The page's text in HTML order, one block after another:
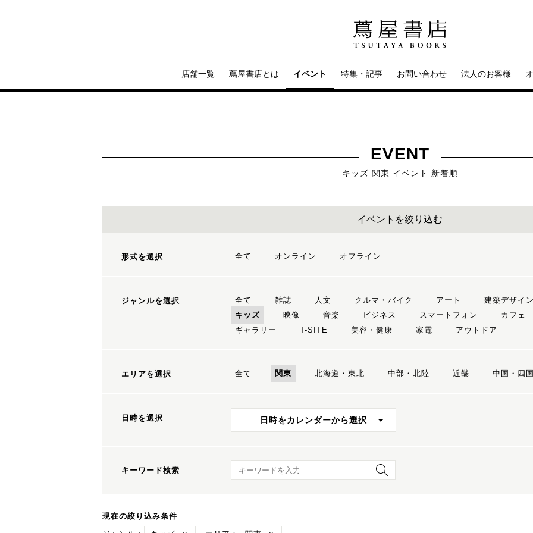
店舗一覧 蔦屋書店とは イベント 特集・記事 お問い合わせ 法人のお客様
EVENT
キッズ 関東 イベント 新着順
イベントを絞り込む
形式を選択 全て オンライン オフライン
ジャンルを選択 全て 雑誌 人文 クルマ・バイク アート 建築デザイン
キッズ
映像 音楽 ビジネス スマートフォン カフェ
ギャラリー
T-SITE 美容・健康 家電 アウトドア
エリアを選択 全て 関東 北海道・東北 中部・北陸 近畿 中国・四国
日時を選択 日時をカレンダーから選択
キーワード検索 キーワード検索
現在の絞り込み条件